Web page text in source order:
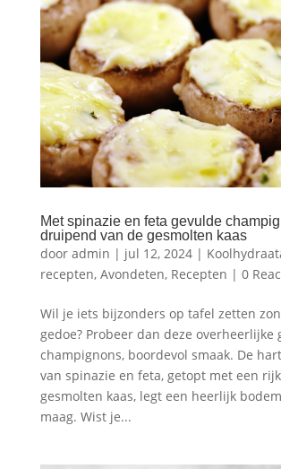
Met spinazie en feta gevulde
druipend van de gesmolten kaas
door admin | jul 12, 2024|
recepten, Avondeten, Recepten | 0
Wil je iets bijzonders op tafel zetten
gedoe? Probeer dan deze overheerlijke
champignons, boordevol smaak. De
van spinazie en feta, getopt met een
gesmolten kaas, legt een heerlijk
maag. Wist je...